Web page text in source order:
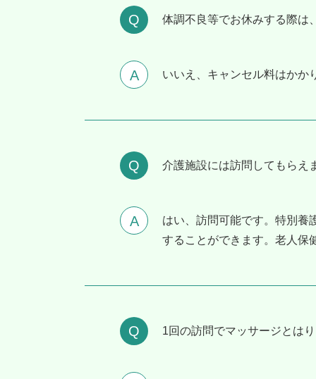
体調不良等でお休みする際は
いいえ、キャンセル料はかか
介護施設には訪問してもらえ
はい、訪問可能です。特別養
することができます。老人保
1回の訪問でマッサージとは